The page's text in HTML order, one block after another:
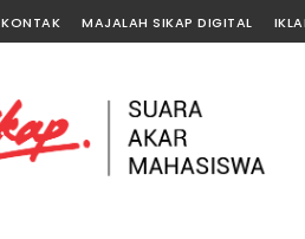
KONTAK MAJALAH SIKAP DIGITAL